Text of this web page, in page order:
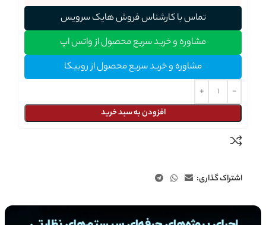
تماس با کارشناس فروش هایک سرویس
مشاوره و خرید سریع محصول از واتس اپ
مشاوره و خرید سریع محصول از روبیکا
افزودن به سبد خرید
اشتراک گذاری: